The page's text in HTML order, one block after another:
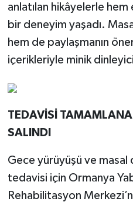
anlatılan hikâyelerle
bir deneyim yaşadı.
hem de paylaşmanın
içerikleriyle minik
TEDAVİSİ
SALINDI
Gece yürüyüşü ve masal
tedavisi için Ormanya
Rehabilitasyon